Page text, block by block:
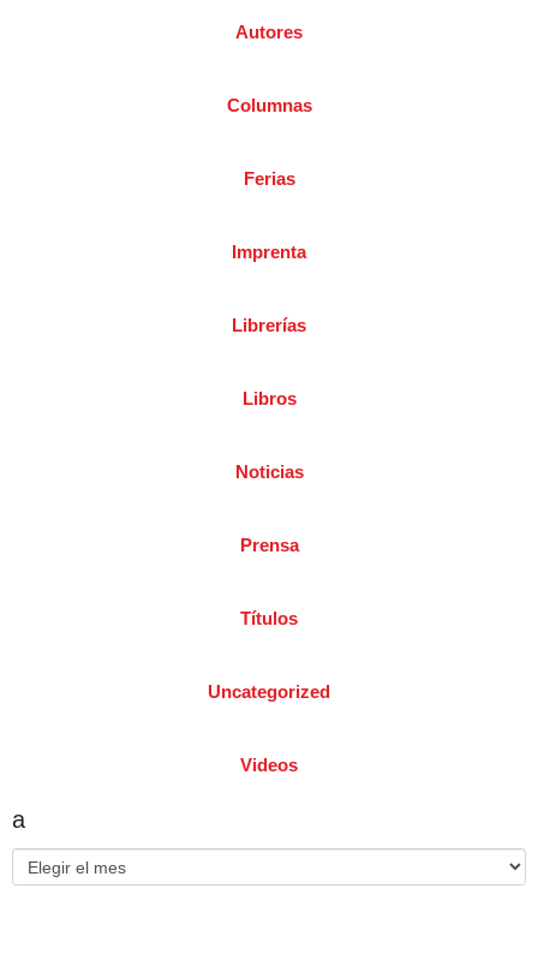
Autores
Columnas
Ferias
Imprenta
Librerías
Libros
Noticias
Prensa
Títulos
Uncategorized
Videos
a